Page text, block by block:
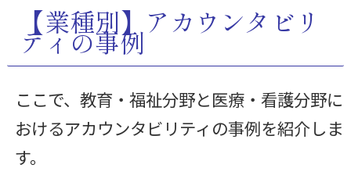
【業種別】アカウンタビリ
ティの事例
ここで、教育・福祉分野と医療・看護分野に
おけるアカウンタビリティの事例を紹介しま
す。